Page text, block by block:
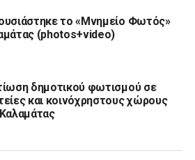
το «Μνημείο Φωτός»
(photos+video)
δημοτικού φωτισμού σε
και κοινόχρηστους χώρους